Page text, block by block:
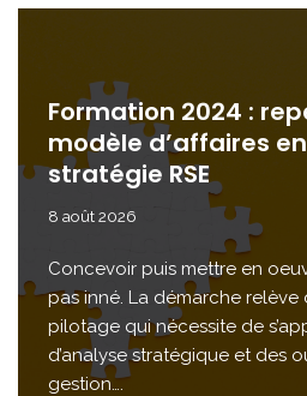
Formation 2024 :
modèle d’affaires
stratégie RSE
8 août 2026
Concevoir puis mettre en
pas inné. La démarche relève
pilotage qui nécessite de
d’analyse stratégique et des
gestion….